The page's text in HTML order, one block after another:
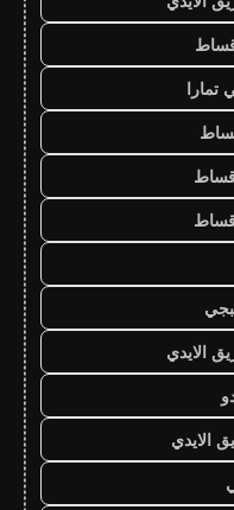
تمارا
الايدي
الايدي